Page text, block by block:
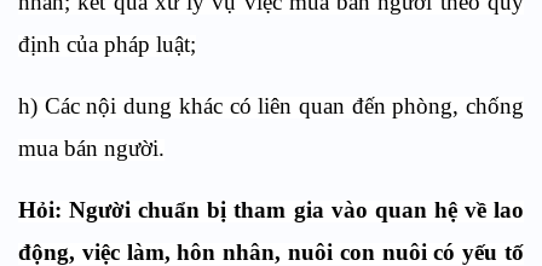
định của pháp luật;
h) Các nội dung khác có liên quan đến phòng, chống
mua bán người.
Hỏi:Người chuẩn bị tham gia vào quan hệ về lao
động, việc làm, hôn nhân, nuôi con nuôi có yếu tố